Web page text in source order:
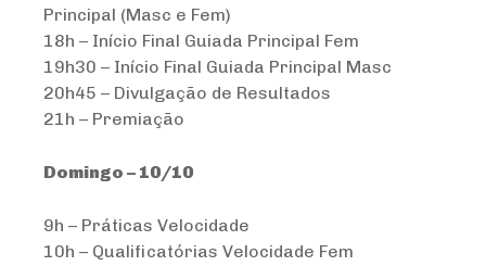
Principal (Masc e Fem)
18h – Início Final Guiada Principal Fem
19h30 – Início Final Guiada Principal Masc
20h45 – Divulgação de Resultados
21h – Premiação
Domingo – 10/10
9h – Práticas Velocidade
10h – Qualificatórias Velocidade Fem